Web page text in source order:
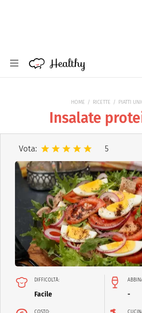
Healthy
Healthy
HOME RICETTE PIATTI
Insalate
Vota: 5
DIFFICOLTÀ:
Facile -